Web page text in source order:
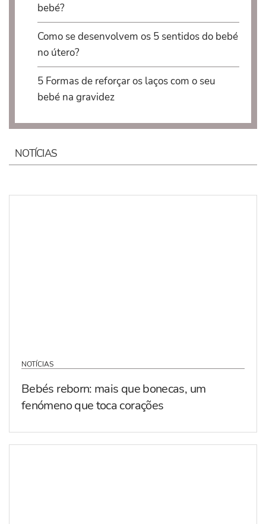
bebé?
Como se desenvolvem os 5 sentidos do bebé
no útero?
5 Formas de reforçar os laços com o seu
bebé na gravidez
NOTÍCIAS
NOTÍCIAS
Bebés reborn: mais que bonecas, um
fenómeno que toca corações